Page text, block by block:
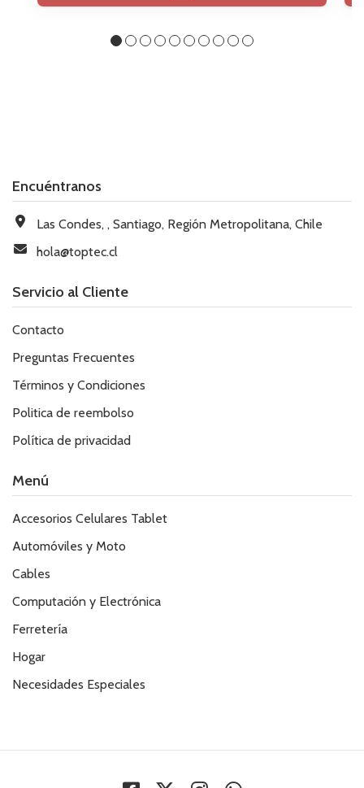
Encuéntranos
Las Condes, , Santiago, Región Metropolitana, Chile
hola@toptec.cl
Servicio al Cliente
Contacto
Preguntas Frecuentes
Términos y Condiciones
Politica de reembolso
Política de privacidad
Menú
Accesorios Celulares Tablet
Automóviles y Moto
Cables
Computación y Electrónica
Ferretería
Hogar
Necesidades Especiales